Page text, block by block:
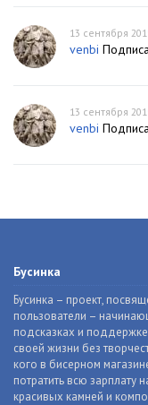
13 сентября
venbi
13 сентября
venbi
Бусинка
Бусинка – проект,
пользователи –
подсказках и
своей жизни без
кого в бисерном
потратить всю зарплату
красивых камней и